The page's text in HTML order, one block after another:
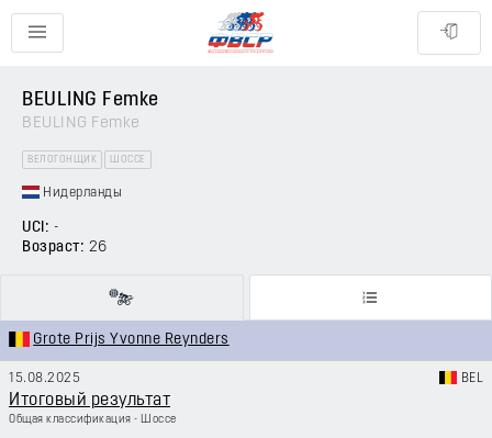
BEULING Femke
BEULING Femke
ВЕЛОГОНЩИК ШОССЕ
Нидерланды
UCI: -
Возраст: 26
Grote Prijs Yvonne Reynders
15.08.2025 BEL
Итоговый результат
Общая классификация - Шоссе